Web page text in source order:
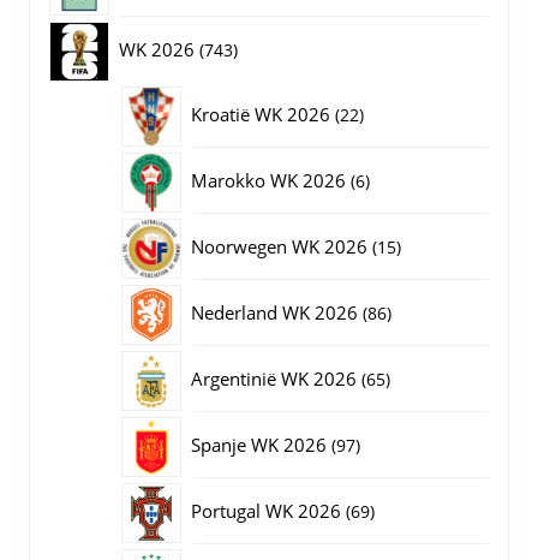
WK 2026 743743
Kroatië WK 2026 2222
Marokko WK 2026 66
Noorwegen WK 2026 1515
Nederland WK 2026 8686
Argentinië WK 2026 6565
Spanje WK 2026 9797
Portugal WK 2026 6969